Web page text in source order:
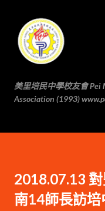
美里培民中學校友會 Pei
Association (1993)
2018.07.13
南14師長訪培